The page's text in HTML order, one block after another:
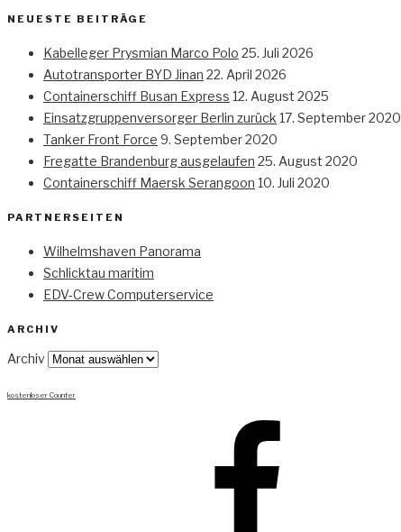
NEUESTE BEITRÄGE
Kabelleger Prysmian Marco Polo 25. Juli 2026
Autotransporter BYD Jinan 22. April 2026
Containerschiff Busan Express 12. August 2025
Einsatzgruppenversorger Berlin zurück 17. September 2020
Tanker Front Force 9. September 2020
Fregatte Brandenburg ausgelaufen 25. August 2020
Containerschiff Maersk Serangoon 10. Juli 2020
PARTNERSEITEN
Wilhelmshaven Panorama
Schlicktau maritim
EDV-Crew Computerservice
ARCHIV
Archiv
kostenloser Counter